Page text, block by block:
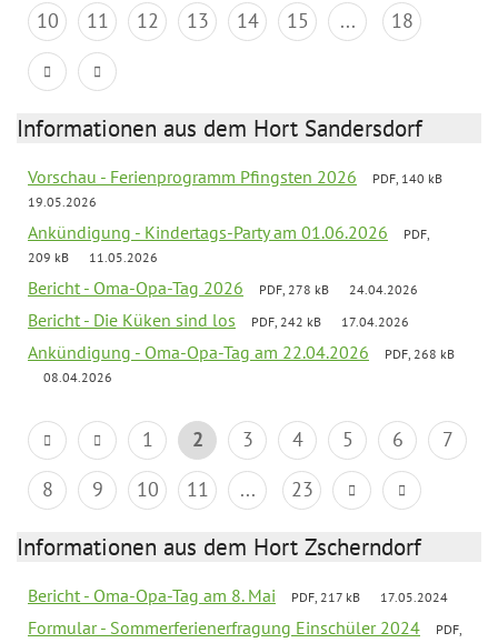
10
11 12 13 14 15 ... 18
Informationen aus dem Hort Sandersdorf
Vorschau - Ferienprogramm Pfingsten 2026
PDF, 140 kB
19.05.2026
Ankündigung - Kindertags-Party am 01.06.2026
PDF,
209 kB
11.05.2026
Bericht - Oma-Opa-Tag 2026 PDF, 278 kB 24.04.2026
Bericht - Die Küken sind los PDF, 242 kB 17.04.2026
Ankündigung - Oma-Opa-Tag am 22.04.2026
PDF, 268 kB
08.04.2026
1 2 3 4 5 6
7
8
9 10 11 ... 23
Informationen aus dem Hort Zscherndorf
Bericht - Oma-Opa-Tag am 8. Mai PDF, 217 kB 17.05.2024
Formular - Sommerferienerfragung Einschüler 2024
PDF,